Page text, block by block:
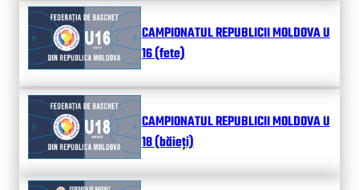
CAMPIONATUL REPUBLICII MOLDOVA U
16 (fete)
CAMPIONATUL REPUBLICII MOLDOVA U
18 (băieți)